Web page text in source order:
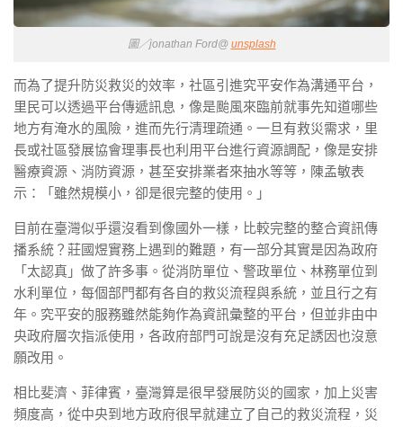
圖／jonathan Ford@ unsplash
而為了提升防災救災的效率，社區引進究平安作為溝通平台，
里民可以透過平台傳遞訊息，像是颱風來臨前就事先知道哪些
地方有淹水的風險，進而先行清理疏通。一旦有救災需求，里
長或社區發展協會理事長也利用平台進行資源調配，像是安排
醫療資源、消防資源，甚至安排業者來抽水等等，陳孟敏表
示：「雖然規模小，卻是很完整的使用。」
目前在臺灣似乎還沒看到像國外一樣，比較完整的整合資訊傳
播系統？莊國煜實務上遇到的難題，有一部分其實是因為政府
「太認真」做了許多事。從消防單位、警政單位、林務單位到
水利單位，每個部門都有各自的救災流程與系統，並且行之有
年。究平安的服務雖然能夠作為資訊彙整的平台，但並非由中
央政府層次指派使用，各政府部門可說是沒有充足誘因也沒意
願改用。
相比斐濟、菲律賓，臺灣算是很早發展防災的國家，加上災害
頻度高，從中央到地方政府很早就建立了自己的救災流程，災